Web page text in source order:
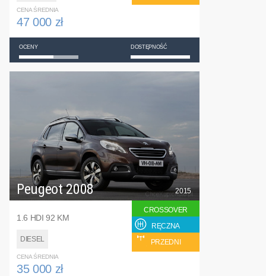
CENA ŚREDNIA
47 000 zł
OCENY DOSTĘPNOŚĆ
Peugeot 2008
1.6 HDI 92 KM
DIESEL
2015
CROSSOVER
RĘCZNA
PRZEDNI
CENA ŚREDNIA
35 000 zł